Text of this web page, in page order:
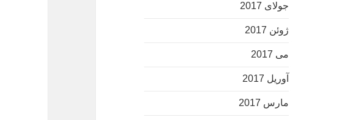
جولای 2017
ژوئن 2017
می 2017
آوریل 2017
مارس 2017